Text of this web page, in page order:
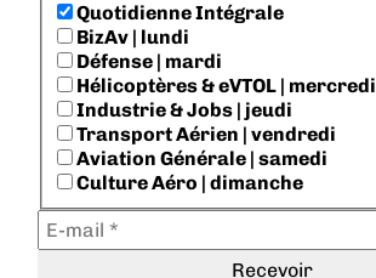
Quotidienne Intégrale
BizAv | lundi
Défense | mardi
Hélicoptères & eVTOL | mercredi
Industrie & Jobs | jeudi
Transport Aérien | vendredi
Aviation Générale | samedi
Culture Aéro | dimanche